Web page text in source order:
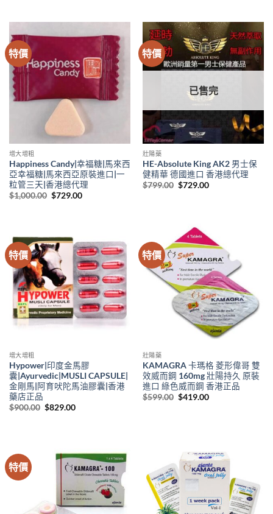
$1,929.00
特價
增大增粗
Happiness Candy|幸福糖|馬來西
亞幸福糖|馬來西亞原裝進口|一
粒管三天|香港總代理
$1,000.00 Original
$729.00Current
特價
已售完
壯陽藥
HE-Absolute King AK2 男士保
健精華 德國進口 香港總代理
$799.00 Original
$729.00Current
特價
增大增粗
Hypower|印度金馬膠
囊|Ayurvedic|MUSLI CAPSULE|
金剛馬|阿育吠陀馬油膠囊|香港
藥店正品
$900.00 Original
$829.00Current
特價
壯陽藥
KAMAGRA 卡瑪格 菱形偉哥 雙
效威而鋼 160mg 壯陽持久 原裝
進口 綠色威而鋼 香港正品
$599.00 Original
$419.00Current
特價